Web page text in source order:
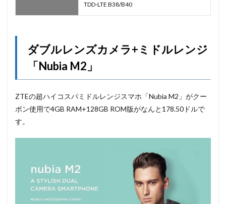
TDD-LTE B38/B40
ダブルレンズカメラ+ミドルレンジ
「Nubia M2」
ZTEの超ハイコスパミドルレンジスマホ「Nubia M2」がクー
ポン使用で4GB RAM+128GB ROM版がなんと178.50ドルで
す。